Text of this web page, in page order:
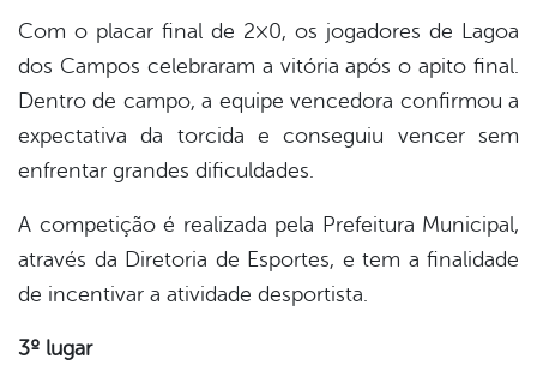
Com o placar final de 2×0, os jogadores de Lagoa
dos Campos celebraram a vitória após o apito final.
Dentro de campo, a equipe vencedora confirmou a
expectativa da torcida e conseguiu vencer sem
enfrentar grandes dificuldades.
A competição é realizada pela Prefeitura Municipal,
através da Diretoria de Esportes, e tem a finalidade
de incentivar a atividade desportista.
3º lugar